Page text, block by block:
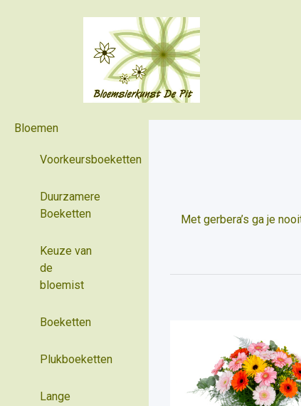
Bloemen
Voorkeursboeketten
Duurzamere
Boeketten
Keuze van
de
bloemist
Boeketten
Plukboeketten
Lange
Met gerbera’s ga je